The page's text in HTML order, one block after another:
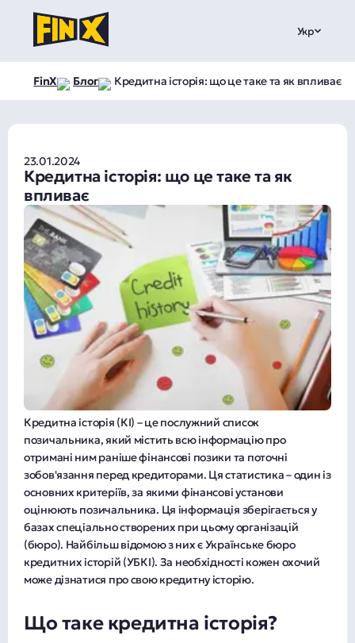
Укр
FinX Блог Кредитна історія: що це таке та як впливає
23.01.2024
Кредитна історія: що це таке та як
впливає
Кредитна історія (КІ) – це послужний список
позичальника, який містить всю інформацію про
отримані ним раніше фінансові позики та поточні
зобов'язання перед кредиторами. Ця статистика – один із
основних критеріїв, за якими фінансові установи
оцінюють позичальника. Ця інформація зберігається у
базах спеціально створених при цьому організацій
(бюро). Найбільш відомою з них є Українське бюро
кредитних історій (УБКІ). За необхідності кожен охочий
може дізнатися про свою кредитну історію.
Що таке кредитна історія?